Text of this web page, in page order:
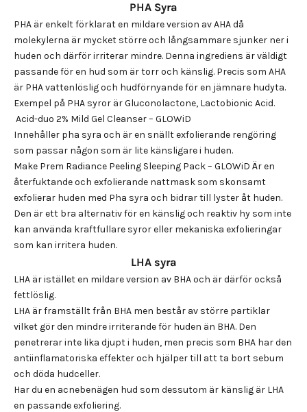
PHA Syra
PHA är enkelt förklarat en mildare version av AHA då
molekylerna är mycket större och långsammare sjunker ner i
huden och därför irriterar mindre. Denna ingrediens är väldigt
passande för en hud som är torr och känslig. Precis som AHA
är PHA vattenlöslig och hudförnyande för en jämnare hudyta.
Exempel på PHA syror är Gluconolactone, Lactobionic Acid.
Acid-duo 2% Mild Gel Cleanser – GLOWiD
Innehåller pha syra och är en snällt exfolierande rengöring
som passar någon som är lite känsligare i huden.
Make Prem Radiance Peeling Sleeping Pack – GLOWiD Är en
återfuktande och exfolierande nattmask som skonsamt
exfolierar huden med Pha syra och bidrar till lyster åt huden.
Den är ett bra alternativ för en känslig och reaktiv hy som inte
kan använda kraftfullare syror eller mekaniska exfolieringar
som kan irritera huden.
LHA syra
LHA är istället en mildare version av BHA och är därför också
fettlöslig.
LHA är framställt från BHA men består av större partiklar
vilket gör den mindre irriterande för huden än BHA. Den
penetrerar inte lika djupt i huden, men precis som BHA har den
antiinflamatoriska effekter och hjälper till att ta bort sebum
och döda hudceller.
Har du en acnebenägen hud som dessutom är känslig är LHA
en passande exfoliering.